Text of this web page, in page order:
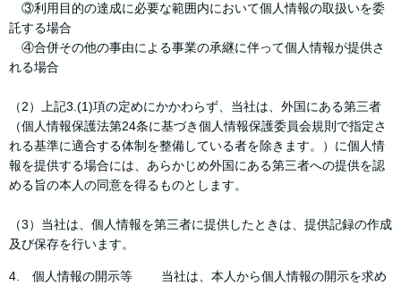
③利用目的の達成に必要な範囲内において個人情報の取扱いを委
託する場合
④合併その他の事由による事業の承継に伴って個人情報が提供さ
れる場合
（2）上記3.(1)項の定めにかかわらず、当社は、外国にある第三者
（個人情報保護法第24条に基づき個人情報保護委員会規則で指定さ
れる基準に適合する体制を整備している者を除きます。）に個人情
報を提供する場合には、あらかじめ外国にある第三者への提供を認
める旨の本人の同意を得るものとします。
（3）当社は、個人情報を第三者に提供したときは、提供記録の作成
及び保存を行います。
4. 個人情報の開示等 当社は、本人から個人情報の開示を求め